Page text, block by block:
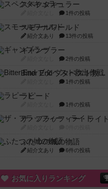
スペクタキュラー
1件の投稿
スモールワールド
紹介文あり 13件の投稿
ギャンブラー
2件の投稿
Bitter End ブタペスト救出作戦
1件の投稿
ラピード
1件の投稿
ザ・フラッフィー・ライト
ふたつの城の物語
紹介文あり 6件の投稿
お気に入りランキング